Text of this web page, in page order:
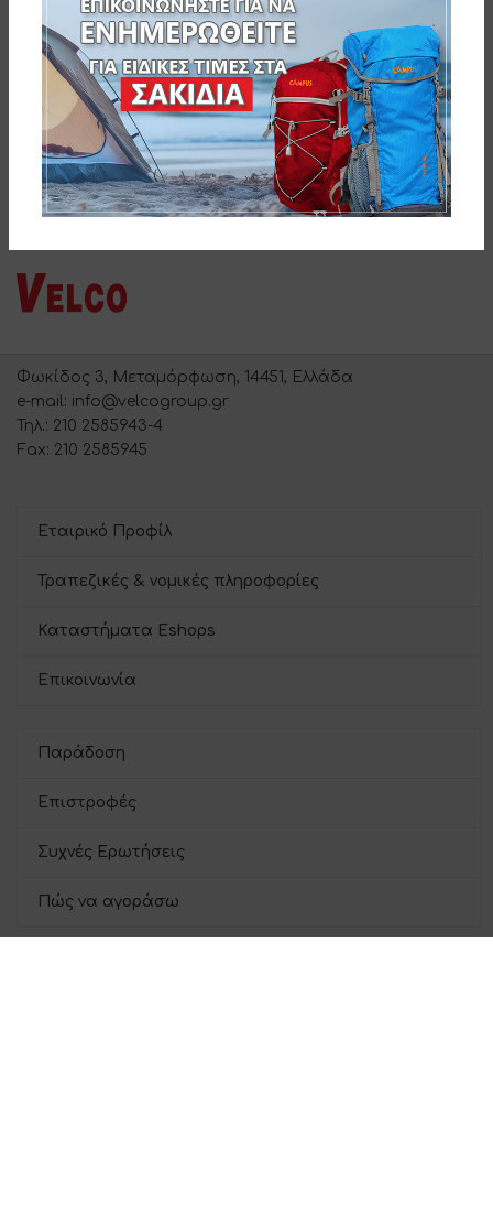
Φωκίδος 3, Μεταμόρφωση, 14451, Ελλάδα
e-mail: info@velcogroup.gr
Τηλ.: 210 2585943-4
Fax: 210 2585945
Εταιρικό Προφίλ
Τραπεζικές & νομικές πληροφορίες
Καταστήματα Eshops
Επικοινωνία
Παράδοση
Επιστροφές
Συχνές Ερωτήσεις
Πώς να αγοράσω